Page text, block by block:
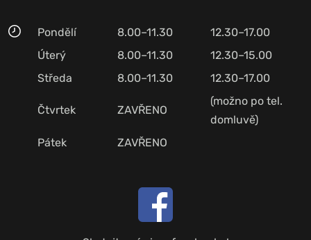
Pondělí 8.00–11.30
12.30–17.00
Úterý
8.00–11.30
12.30–15.00
Středa
8.00–11.30 12.30–17.00
Čtvrtek ZAVŘENO
(možno po tel.
domluvě)
Pátek
ZAVŘENO